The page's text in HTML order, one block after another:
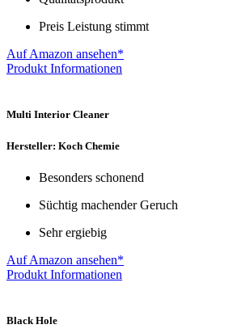
Preis Leistung stimmt
Auf Amazon ansehen*
Produkt Informationen
Multi Interior Cleaner
Hersteller: Koch Chemie
Besonders schonend
Süchtig machender Geruch
Sehr ergiebig
Auf Amazon ansehen*
Produkt Informationen
Black Hole